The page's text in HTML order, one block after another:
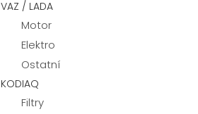
VAZ / LADA
Motor
Elektro
Ostatní
KODIAQ
Filtry